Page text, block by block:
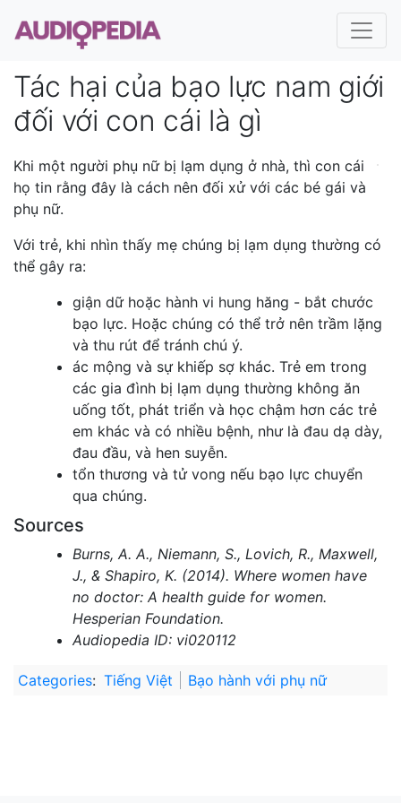
Tác hại của bạo lực nam giới
đối với con cái là gì
Khi một người phụ nữ bị lạm dụng ở nhà, thì con cái
họ tin rằng đây là cách nên đối xử với các bé gái và
phụ nữ.
Với trẻ, khi nhìn thấy mẹ chúng bị lạm dụng thường có
thể gây ra:
giận dữ hoặc hành vi hung hăng - bắt chước
bạo lực. Hoặc chúng có thể trở nên trầm lặng
và thu rút để tránh chú ý.
ác mộng và sự khiếp sợ khác. Trẻ em trong
các gia đình bị lạm dụng thường không ăn
uống tốt, phát triển và học chậm hơn các trẻ
em khác và có nhiều bệnh, như là đau dạ dày,
đau đầu, và hen suyễn.
tổn thương và tử vong nếu bạo lực chuyển
qua chúng.
Sources
Burns, A. A., Niemann, S., Lovich, R., Maxwell,
J., & Shapiro, K. (2014). Where women have
no doctor: A health guide for women.
Hesperian Foundation.
Audiopedia ID: vi020112
Categories: Tiếng Việt Bạo hành với phụ nữ